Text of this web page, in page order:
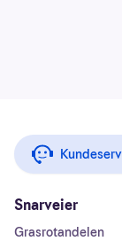
Snarveier
Grasrotandelen